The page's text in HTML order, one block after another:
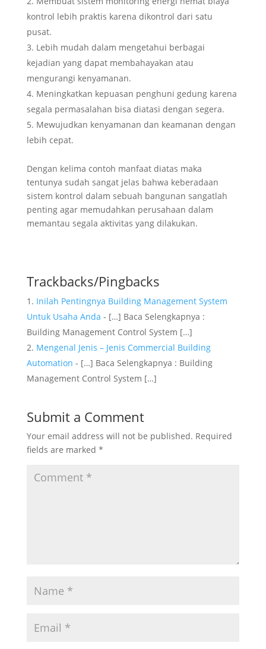
kontrol lebih praktis karena dikontrol dari satu
pusat.
Lebih mudah dalam mengetahui berbagai
kejadian yang dapat membahayakan atau
mengurangi kenyamanan.
Meningkatkan kepuasan penghuni gedung karena
segala permasalahan bisa diatasi dengan segera.
Mewujudkan kenyamanan dan keamanan dengan
lebih cepat.
Dengan kelima contoh manfaat diatas maka
tentunya sudah sangat jelas bahwa keberadaan
sistem kontrol dalam sebuah bangunan sangatlah
penting agar memudahkan perusahaan dalam
memantau segala aktivitas yang dilakukan.
Trackbacks/Pingbacks
Inilah Pentingnya Building Management System
Untuk Usaha Anda - […] Baca Selengkapnya :
Building Management Control System […]
Mengenal Jenis – Jenis Commercial Building
Automation - […] Baca Selengkapnya : Building
Management Control System […]
Submit a Comment
Your email address will not be published. Required
fields are marked *